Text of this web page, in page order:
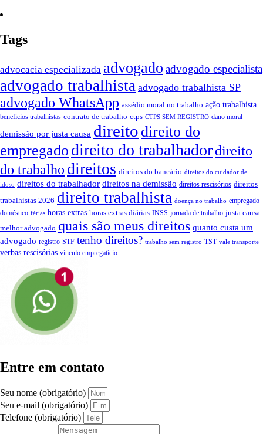
Tags
advocacia especializada advogado advogado especialista
advogado trabalhista advogado trabalhista SP
advogado WhatsApp assédio moral no trabalho ação trabalhista
benefícios trabalhistas contrato de trabalho ctps CTPS SEM REGISTRO dano moral
demissão por justa causa direito direito do
empregado direito do trabalhadordireito
do trabalho direitos direitos do bancário direitos do cuidador de
idoso direitos do trabalhador direitos na demissão direitos rescisórios direitos
trabalhistas 2026 direito trabalhista doença no trabalho empregado
doméstico férias horas extras horas extras diárias INSS jornada de trabalho justa causa
melhor advogado quais são meus direitos quanto custa um
advogado registro STF tenho direitos? trabalho sem registro TST vale transporte
verbas rescisórias vínculo empregatício
Entre em contato
Seu nome (obrigatório)
Seu e-mail (obrigatório)
Telefone (obrigatório)